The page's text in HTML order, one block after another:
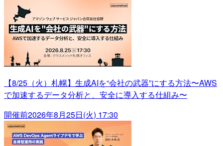
【8/25（火）札幌】生成AIを“会社の武器”にする方法〜AWS
で加速するデータ分析と、安全に導入する仕組み〜
開催前2026年8月25日(火) 17:30